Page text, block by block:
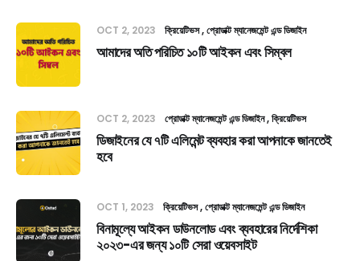
OCT 2, 2023 ক্রিয়েটিভস প্রোডাক্ট ম্যানেজমেন্ট এন্ড ডিজাইন
আমাদের অতি পরিচিত ১০টি আইকন এবং সিম্বল
OCT 2, 2023 প্রোডাক্ট ম্যানেজমেন্ট এন্ড ডিজাইন ক্রিয়েটিভস
ডিজাইনের যে ৭টি এলিমেন্ট ব্যবহার করা আপনাকে জানতেই
হবে
OCT 1, 2023 ক্রিয়েটিভস প্রোডাক্ট ম্যানেজমেন্ট এন্ড ডিজাইন
বিনামূল্যে আইকন ডাউনলোড এবং ব্যবহারের নির্দেশিকা
২০২৩-এর জন্য ১০টি সেরা ওয়েবসাইট